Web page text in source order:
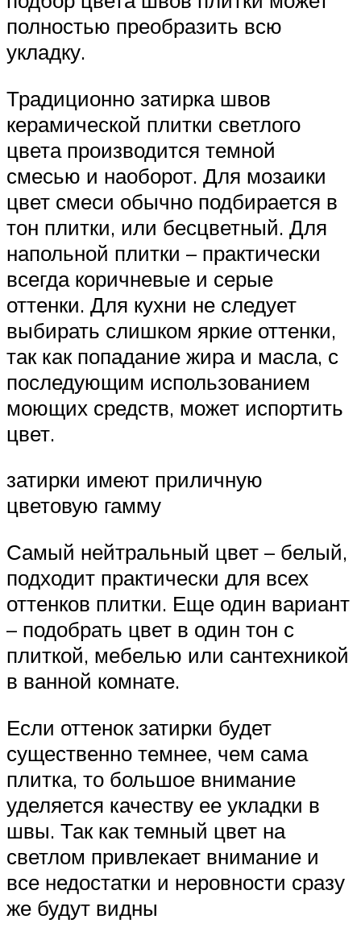
полностью преобразить всю
укладку.
Традиционно затирка швов
керамической плитки светлого
цвета производится темной
смесью и наоборот. Для мозаики
цвет смеси обычно подбирается в
тон плитки, или бесцветный. Для
напольной плитки – практически
всегда коричневые и серые
оттенки. Для кухни не следует
выбирать слишком яркие оттенки,
так как попадание жира и масла, с
последующим использованием
моющих средств, может испортить
цвет.
затирки имеют приличную
цветовую гамму
Самый нейтральный цвет – белый,
подходит практически для всех
оттенков плитки. Еще один вариант
– подобрать цвет в один тон с
плиткой, мебелью или сантехникой
в ванной комнате.
Если оттенок затирки будет
существенно темнее, чем сама
плитка, то большое внимание
уделяется качеству ее укладки в
швы. Так как темный цвет на
светлом привлекает внимание и
все недостатки и неровности сразу
же будут видны